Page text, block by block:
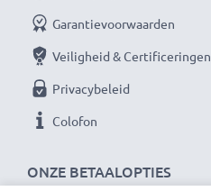
ONZE BETAALOPTIES
Garantievoorwaarden
Veiligheid & Certificeringen
Privacybeleid
Colofon